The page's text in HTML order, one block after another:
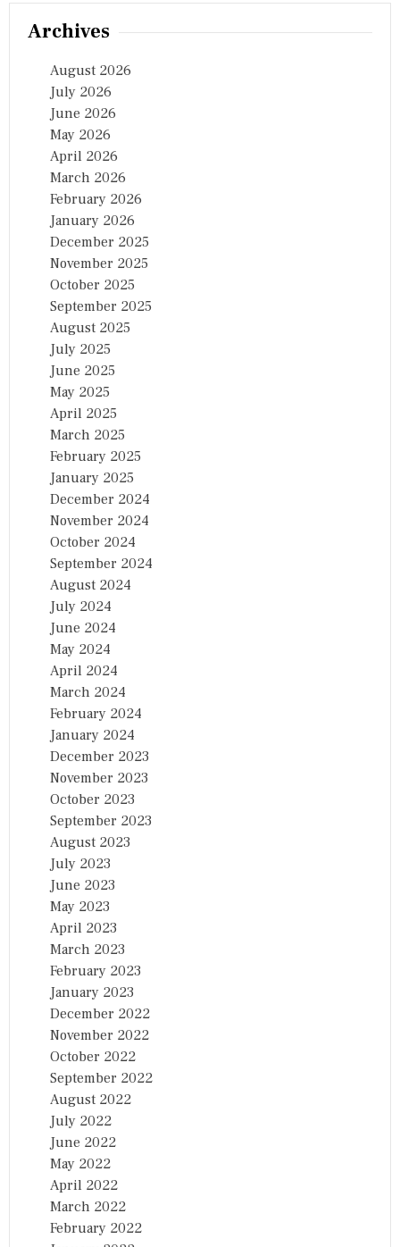
Archives
August 2026
July 2026
June 2026
May 2026
April 2026
March 2026
February 2026
January 2026
December 2025
November 2025
October 2025
September 2025
August 2025
July 2025
June 2025
May 2025
April 2025
March 2025
February 2025
January 2025
December 2024
November 2024
October 2024
September 2024
August 2024
July 2024
June 2024
May 2024
April 2024
March 2024
February 2024
January 2024
December 2023
November 2023
October 2023
September 2023
August 2023
July 2023
June 2023
May 2023
April 2023
March 2023
February 2023
January 2023
December 2022
November 2022
October 2022
September 2022
August 2022
July 2022
June 2022
May 2022
April 2022
March 2022
February 2022